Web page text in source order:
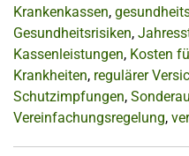
Krankenkassen,
Gesundheitsrisiken,
Kassenleistungen, Kosten
Krankheiten, regulärer
Schutzimpfungen,
Vereinfachungsregelung,